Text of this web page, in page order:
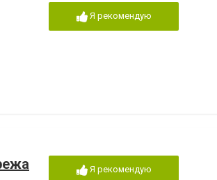
Я рекомендую
Я рекомендую